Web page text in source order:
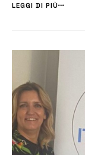
pratica non sarebbe
LEGGI DI PIÙ